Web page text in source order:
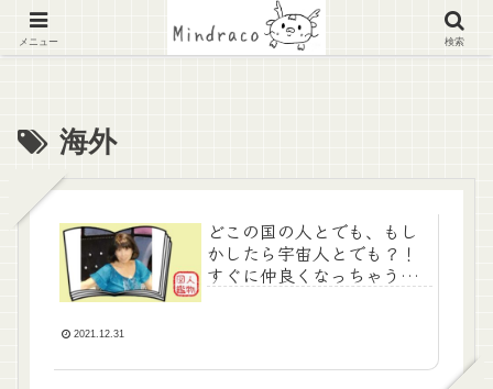
レンタルスペース シェアハウス
海外
どこの国の人とでも、もし
かしたら宇宙人とでも？！
すぐに仲良くなっちゃう龍
2021.12.31
メニュー 検索